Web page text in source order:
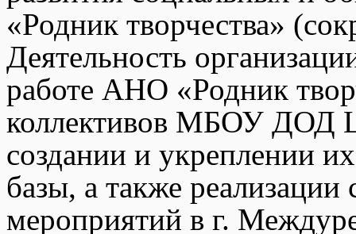
«Родник творчества»
Деятельность
работе АНО «Родник
коллективов МБОУ ДОД
создании и укреплении
базы, а также
мероприятий в г.